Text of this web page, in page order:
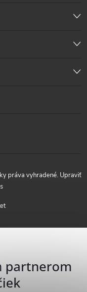
práva vyhradené. Upraviť
partnerom